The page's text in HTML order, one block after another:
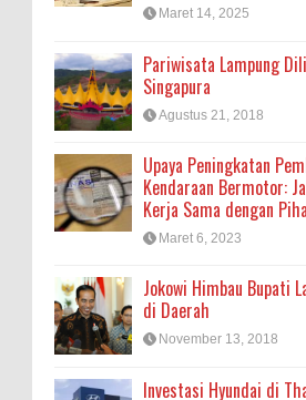
Maret 14, 2025
Pariwisata Lampung
Singapura
Agustus 21, 2018
Upaya Peningkatan
Kendaraan Bermotor:
Kerja Sama dengan
Maret 6, 2023
Jokowi Himbau Bupati
di Daerah
November 13, 2018
Investasi Hyundai di